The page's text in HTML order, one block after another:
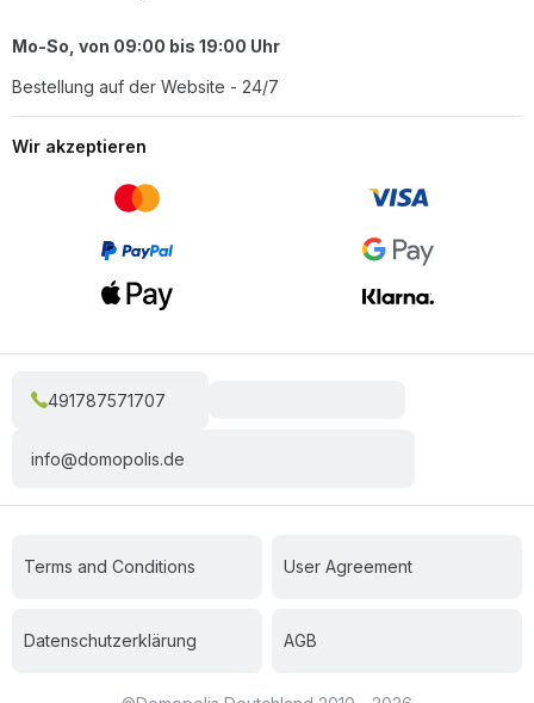
Mo-So, von 09:00 bis 19:00 Uhr
Bestellung auf der Website - 24/7
Wir akzeptieren
491787571707
info@domopolis.de
Terms and Conditions User Agreement
Datenschutzerklärung AGB